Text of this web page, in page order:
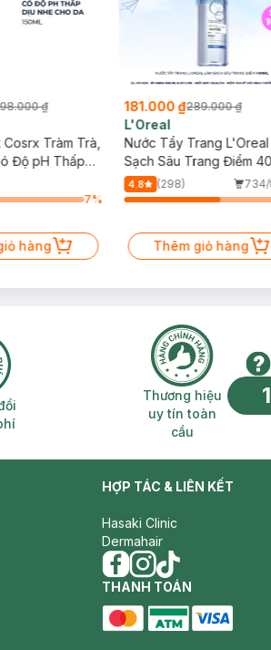
₫
Tràm Trà,
Độ pH Thấp
7%
hàng
181.000 ₫289.000 ₫
L'Oreal
Nước Tẩy Trang L'Oreal
Sạch Sâu Trang Điểm
4.8 (298)
734/
Thêm giỏ hàng
đổi trả miễn phí Thương
Thương hiệu
uy tín toàn
cầu
HỢP TÁC & LIÊN KẾT
Hasaki Clinic
Dermahair
facebook
instagram
tiktok
THANH TOÁN